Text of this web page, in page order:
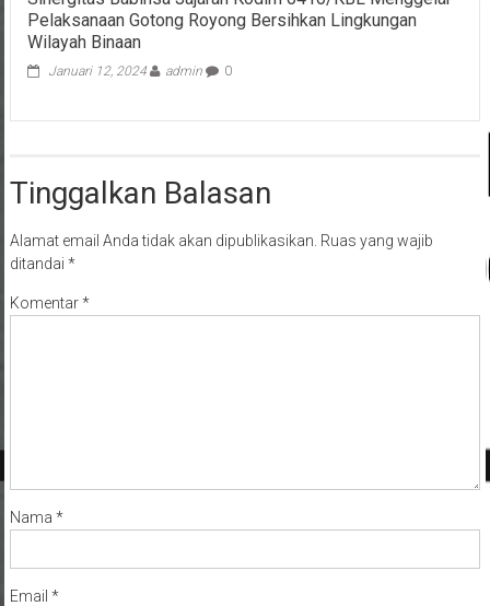
Pelaksanaan Gotong Royong Bersihkan Lingkungan
Wilayah Binaan
Januari 12, 2024 admin 0
Tinggalkan Balasan
Alamat email Anda tidak akan dipublikasikan. Ruas yang wajib
ditandai *
Komentar*
Nama *
Email *